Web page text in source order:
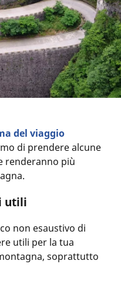
del viaggio
di prendere alcune
renderanno più
utili
non esaustivo di
utili per la tua
soprattutto